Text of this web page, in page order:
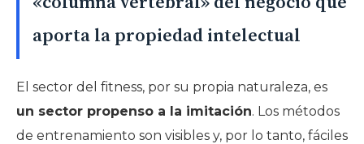
aporta la propiedad intelectual
El sector del fitness, por su propia naturaleza, es
un sector propenso a la imitación. Los métodos
de entrenamiento son visibles y, por lo tanto, fáciles